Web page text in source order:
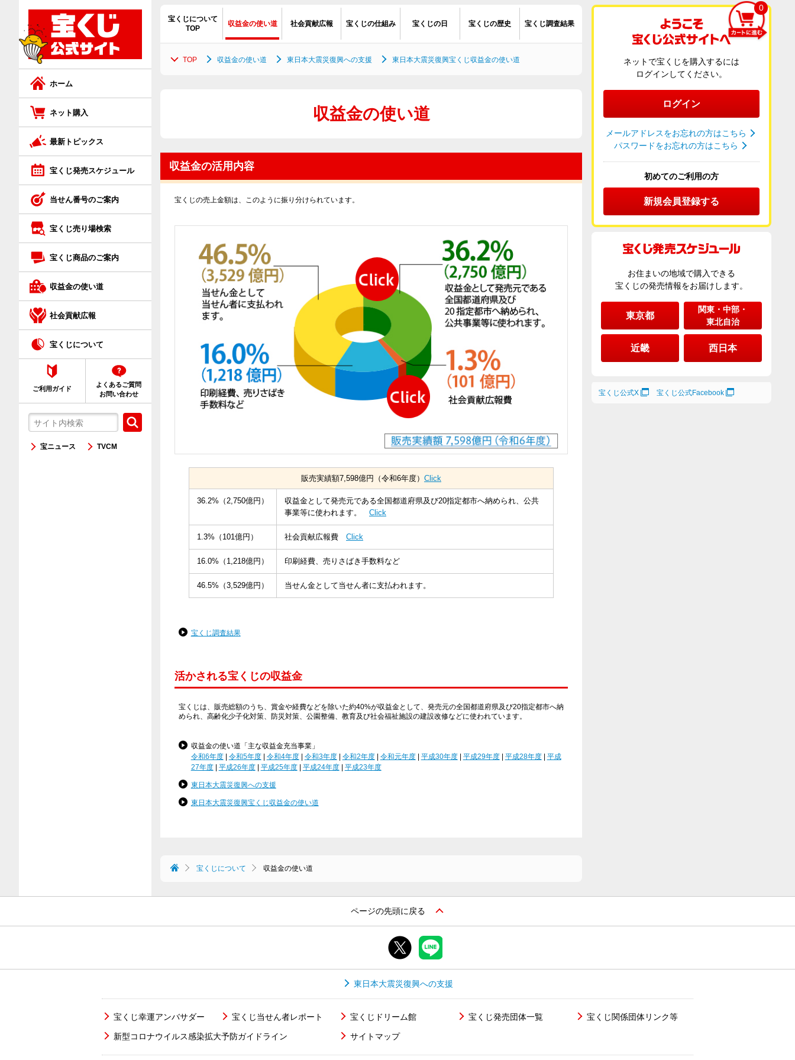
ホーム
ネット購入
ネット購入トップ
クイックワン
ネット購入が初めての方へ
最新トピックス
宝くじ発売スケジュール
当せん番号のご案内
宝くじ売り場検索
宝くじ商品のご案内
宝くじ商品のご案内トップ
収益金の使い道
社会貢献広報
宝くじについて
ご利用ガイド
よくあるご質問
お問い合わせ
宝ニュース TVCM
宝くじについて
TOP
収益金の使い道 社会貢献広報 宝くじの仕組み 宝くじの日 宝くじの歴史 宝くじ調査結果
TOP 収益金の使い道 東日本大震災復興への支援 東日本大震災復興宝くじ収益金の使い道
収益金の使い道
収益金の活用内容
宝くじの売上金額は、このように振り分けられています。
販売実績額7,598億円（令和6年度） Click
36.2%（2,750億円）
収益金として発売元である全国都道府県及び20指定都市へ納められ、公共
事業等に使われます。 Click
1.3%（101億円） 社会貢献広報費 Click
16.0%（1,218億円） 印刷経費、売りさばき手数料など
46.5%（3,529億円） 当せん金として当せん者に支払われます。
宝くじ調査結果
活かされる宝くじの収益金
宝くじは、販売総額のうち、賞金や経費などを除いた約40%が収益金として、発売元の全国都道府県及び20指定都市へ納
められ、高齢化少子化対策、防災対策、公園整備、教育及び社会福祉施設の建設改修などに使われています。
収益金の使い道「主な収益金充当事業」
令和6年度| 令和5年度| 令和4年度| 令和3年度| 令和2年度| 令和元年度| 平成30年度| 平成29年度| 平成28年度| 平成
27年度| 平成26年度| 平成25年度| 平成24年度| 平成23年度
東日本大震災復興への支援
東日本大震災復興宝くじ収益金の使い道
宝くじについて 収益金の使い道
0
ネットで宝くじを購入するには
ログインしてください。
ログイン
メールアドレスをお忘れの方はこちら
パスワードをお忘れの方はこちら
初めてのご利用の方
新規会員登録する
お住まいの地域で購入できる
宝くじの発売情報をお届けします。
東京都
関東・中部・
東北自治
近畿 西日本
宝くじ公式X 宝くじ公式Facebook
ページの先頭に戻る
東日本大震災復興への支援
宝くじ幸運アンバサダー 宝くじ当せん者レポート 宝くじドリーム館 宝くじ発売団体一覧 宝くじ関係団体リンク等
新型コロナウイルス感染拡大予防ガイドライン サイトマップ